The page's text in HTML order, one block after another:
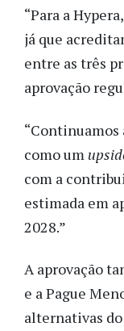
“Para a
já que
entre as três
aprovação
“Continuamos
como um
com a
estimada em
2028.”
A aprovação
e a Pague
alternativas do